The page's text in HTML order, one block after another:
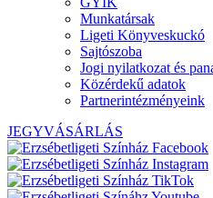
Munkatársak
Ligeti Könyveskuckó
Sajtószoba
Jogi nyilatkozat és
Közérdekű adatok
Partnerintézményeink
JEGYVÁSÁRLÁS